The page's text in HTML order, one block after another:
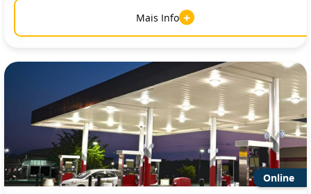
Mais Info +
Online